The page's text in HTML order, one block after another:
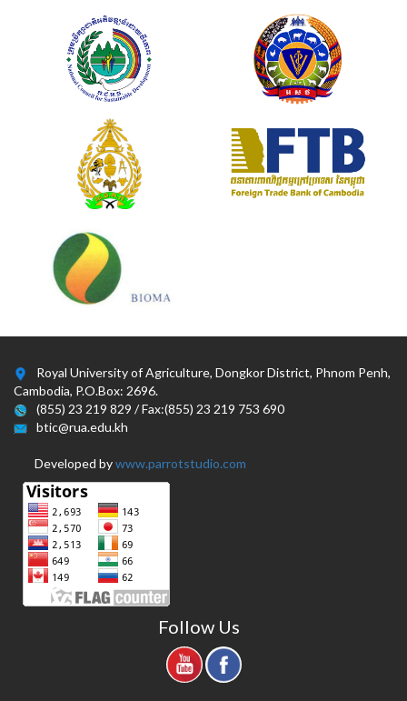
Royal University of Agriculture, Dongkor District, Phnom Penh,
Cambodia, P.O.Box: 2696.
(855) 23 219 829 / Fax:(855) 23 219 753 690
btic@rua.edu.kh
Developed bywww.parrotstudio.com
Follow Us